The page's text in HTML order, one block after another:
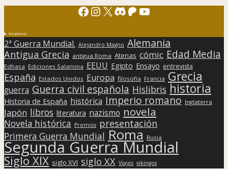
Facebook
Instagram
X Discord
Patreon
YouTube
Sorpresa
2ª Guerra Mundial. Alejandro Magno Alemania
Antigua Grecia antigua Roma Atenas cómic Edad Media
Edhasa Ediciones Salamina EEUU Egipto Ensayo entrevista
España Estados Unidos Europa filosofía Francia Grecia
guerra Guerra civil española Hislibris historia
Historia de España histórica Imperio romano Inglaterra
Japón libros literatura nazismo novela
Novela histórica Premios presentación
Primera Guerra Mundial Roma Rusia
Segunda Guerra Mundial
Siglo XIX siglo XVI siglo XX Viajes vikingos